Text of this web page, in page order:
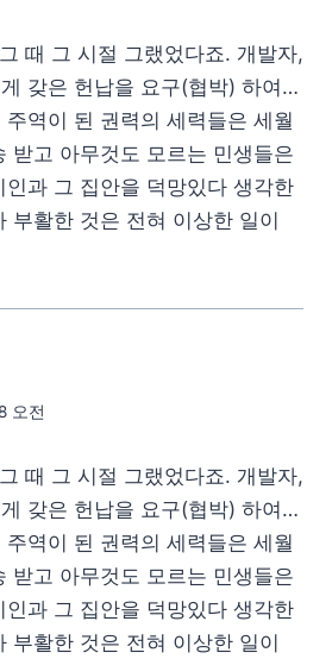
때 그 시절 그랬었다죠. 개발자,
갖은 헌납을 요구(협박) 하여…
역이 된 권력의 세력들은 세월
받고 아무것도 모르는 민생들은
과 그 집안을 덕망있다 생각한
부활한 것은 전혀 이상한 일이
오전
때 그 시절 그랬었다죠. 개발자,
갖은 헌납을 요구(협박) 하여…
역이 된 권력의 세력들은 세월
받고 아무것도 모르는 민생들은
과 그 집안을 덕망있다 생각한
부활한 것은 전혀 이상한 일이